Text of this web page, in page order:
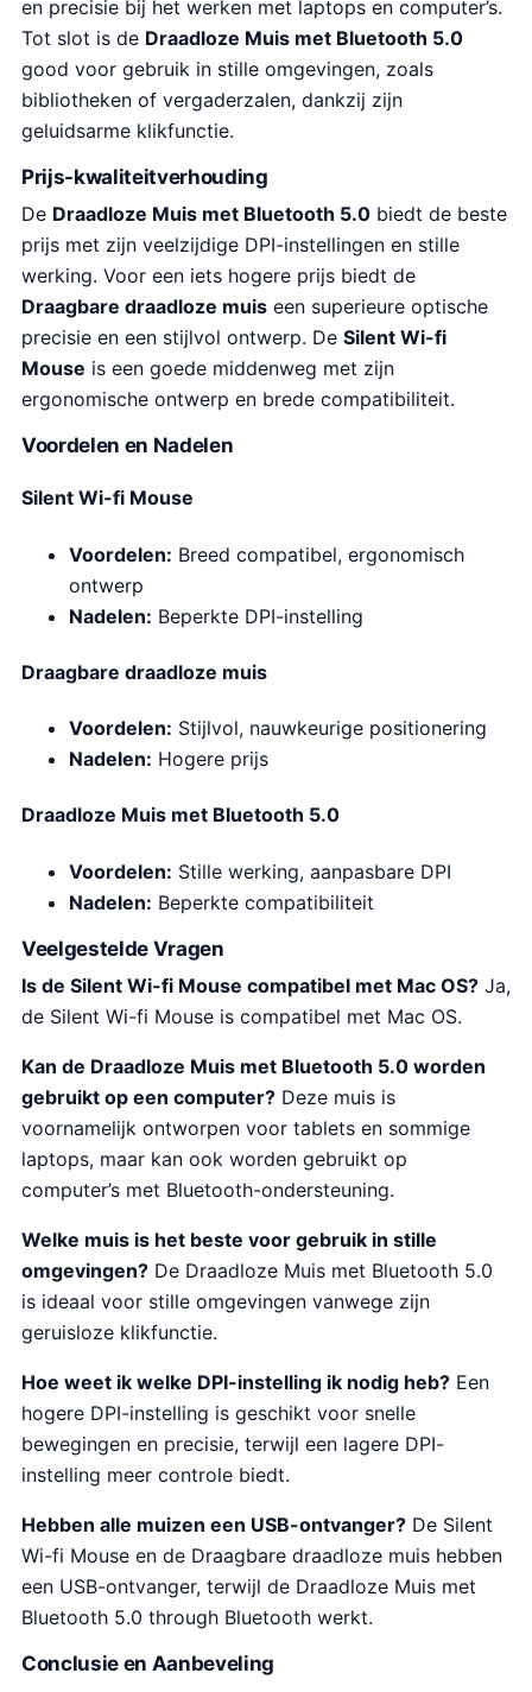
en precisie bij het werken met laptops en computer’s.
Tot slot is de Draadloze Muis met Bluetooth 5.0
good voor gebruik in stille omgevingen, zoals
bibliotheken of vergaderzalen, dankzij zijn
geluidsarme klikfunctie.
Prijs-kwaliteitverhouding
De Draadloze Muis met Bluetooth 5.0 biedt de beste
prijs met zijn veelzijdige DPI-instellingen en stille
werking. Voor een iets hogere prijs biedt de
Draagbare draadloze muis een superieure optische
precisie en een stijlvol ontwerp. De Silent Wi-fi
Mouse is een goede middenweg met zijn
ergonomische ontwerp en brede compatibiliteit.
Voordelen en Nadelen
Silent Wi-fi Mouse
Voordelen: Breed compatibel, ergonomisch
ontwerp
Nadelen: Beperkte DPI-instelling
Draagbare draadloze muis
Voordelen: Stijlvol, nauwkeurige positionering
Nadelen: Hogere prijs
Draadloze Muis met Bluetooth 5.0
Voordelen: Stille werking, aanpasbare DPI
Nadelen: Beperkte compatibiliteit
Veelgestelde Vragen
Is de Silent Wi-fi Mouse compatibel met Mac OS? Ja,
de Silent Wi-fi Mouse is compatibel met Mac OS.
Kan de Draadloze Muis met Bluetooth 5.0 worden
gebruikt op een computer? Deze muis is
voornamelijk ontworpen voor tablets en sommige
laptops, maar kan ook worden gebruikt op
computer’s met Bluetooth-ondersteuning.
Welke muis is het beste voor gebruik in stille
omgevingen? De Draadloze Muis met Bluetooth 5.0
is ideaal voor stille omgevingen vanwege zijn
geruisloze klikfunctie.
Hoe weet ik welke DPI-instelling ik nodig heb? Een
hogere DPI-instelling is geschikt voor snelle
bewegingen en precisie, terwijl een lagere DPI-
instelling meer controle biedt.
Hebben alle muizen een USB-ontvanger? De Silent
Wi-fi Mouse en de Draagbare draadloze muis hebben
een USB-ontvanger, terwijl de Draadloze Muis met
Bluetooth 5.0 through Bluetooth werkt.
Conclusie en Aanbeveling